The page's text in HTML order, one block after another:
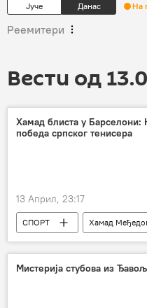
Јуче Данас На
Реемитери
Вести од
Хамад блиста у Барселони:
победа српског тенисера
13 Април, 23:17
СПОРТ Хамад
Тенис
Мистерија стубова из